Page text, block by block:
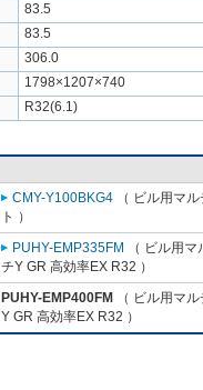
83.5
83.5
306.0
1798×1207×740
R32(6.1)
CMY-Y100BKG4 （ ビル用マ
ト ）
PUHY-EMP335FM
（ ビル用
チY GR 高効率EX R32 ）
PUHY-EMP400FM
（ ビル用マ
Y GR 高効率EX R32 ）